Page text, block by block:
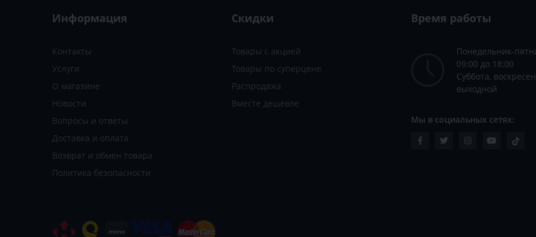
Информация
Контакты
Услуги
О магазине
Новости
Вопросы и ответы
Доставка и оплата
Возврат и обмен товара
Политика безопасности
Скидки
Товары с акцией
Товары по суперцене
Распродажа
Вместе дешевле
Время работы
Понедельник-
09:00 до 18:00
Суббота,
выходной
Мы в социальных сетях: